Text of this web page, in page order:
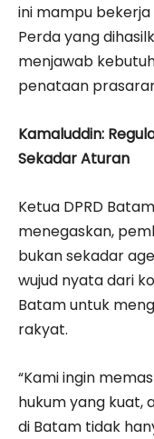
ini mampu
Perda yang
menjawab
penataan
Kamaluddin:
Sekadar Aturan
Ketua DPRD
menegaskan,
bukan sekadar
wujud nyata dari
Batam untuk
rakyat.
“Kami ingin
hukum yang kuat,
di Batam tidak